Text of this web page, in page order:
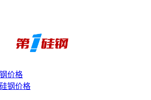
价格
钢价格